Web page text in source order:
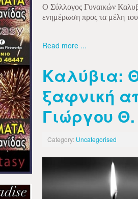
Ο Σύλλογος Γυναικών
ενημέρωση προς τα μέλη του
Read more ...
Καλύβια:
ξαφνική
Γιώργου
Category: Uncategorised